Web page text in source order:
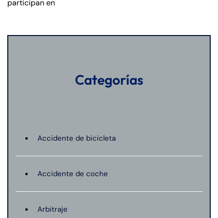
participan en
Categorías
Accidente de bicicleta
Accidente de coche
Arbitraje